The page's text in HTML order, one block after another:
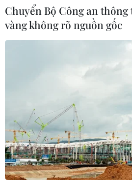
Mỹ can thiệp khẩn cấp,
Israel mở rộng đòn trừng phạt
Damascus khiến 2 người chết và
người bị thương
07/08/2026 00:50
Lực lượng Houthi tấn công
Yemen, ít nhất 45 binh sỹ
Chuyển Bộ Công an thông
vàng không rõ nguồn gốc